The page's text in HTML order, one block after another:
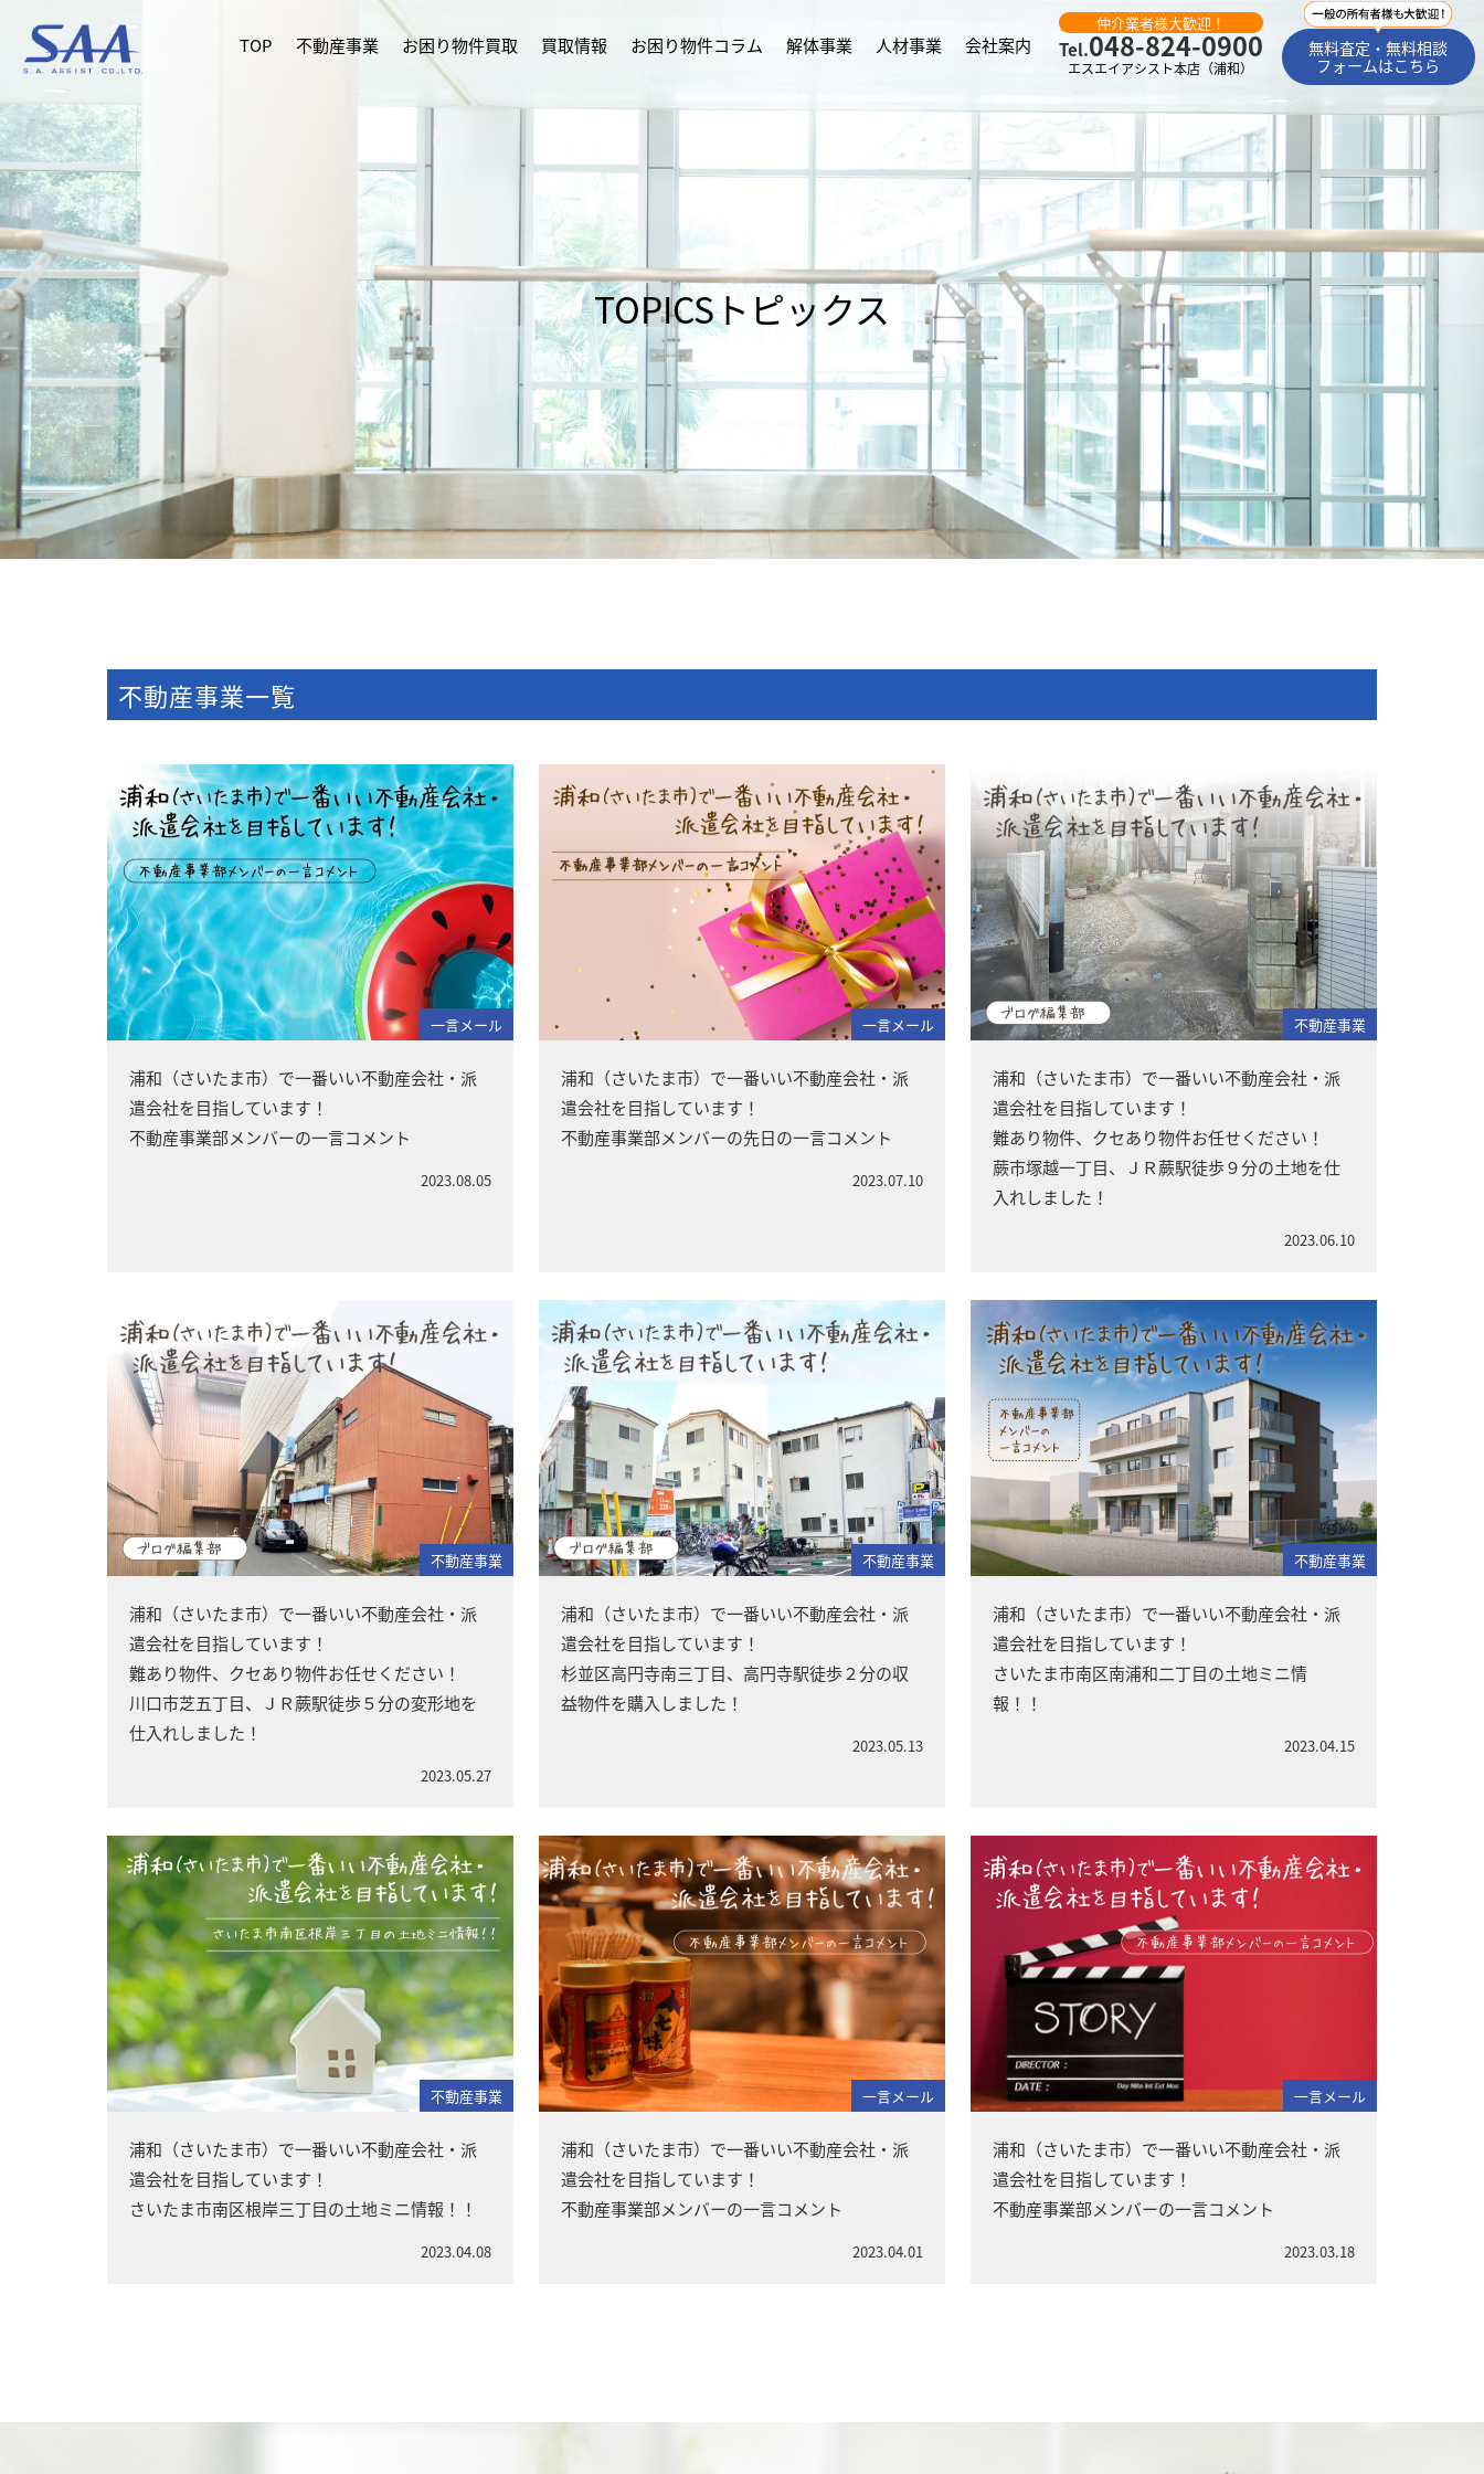
TOP 不動産事業 お困り物件買取 買取情報 お困り物件コラム 解体事業 人材事業 会社案内
仲介業者様大歓迎！
Tel.048-824-0900
エスエイアシスト本店（浦和）
無料査定・無料相談
フォームはこちら
TOPICSトピックス
不動産事業一覧
一言メール
浦和（さいたま市）で一番いい不動産会社・派
遣会社を目指しています！
不動産事業部メンバーの一言コメント
2023.08.05
一言メール
浦和（さいたま市）で一番いい不動産会社・派
遣会社を目指しています！
不動産事業部メンバーの先日の一言コメント
2023.07.10
不動産事業
浦和（さいたま市）で一番いい不動産会社・派
遣会社を目指しています！
難あり物件、クセあり物件お任せください！
蕨市塚越一丁目、ＪＲ蕨駅徒歩９分の土地を仕
入れしました！
2023.06.10
不動産事業
浦和（さいたま市）で一番いい不動産会社・派
遣会社を目指しています！
難あり物件、クセあり物件お任せください！
川口市芝五丁目、ＪＲ蕨駅徒歩５分の変形地を
仕入れしました！
2023.05.27
不動産事業
浦和（さいたま市）で一番いい不動産会社・派
遣会社を目指しています！
杉並区高円寺南三丁目、高円寺駅徒歩２分の収
益物件を購入しました！
2023.05.13
不動産事業
浦和（さいたま市）で一番いい不動産会社・派
遣会社を目指しています！
さいたま市南区南浦和二丁目の土地ミニ情
報！！
2023.04.15
不動産事業
浦和（さいたま市）で一番いい不動産会社・派
遣会社を目指しています！
さいたま市南区根岸三丁目の土地ミニ情報！！
2023.04.08
一言メール
浦和（さいたま市）で一番いい不動産会社・派
遣会社を目指しています！
不動産事業部メンバーの一言コメント
2023.04.01
一言メール
浦和（さいたま市）で一番いい不動産会社・派
遣会社を目指しています！
不動産事業部メンバーの一言コメント
2023.03.18